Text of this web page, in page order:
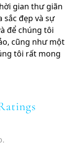
gian thư giãn
sắc đẹp và sự
để chúng tôi
cũng như một
tôi rất mong